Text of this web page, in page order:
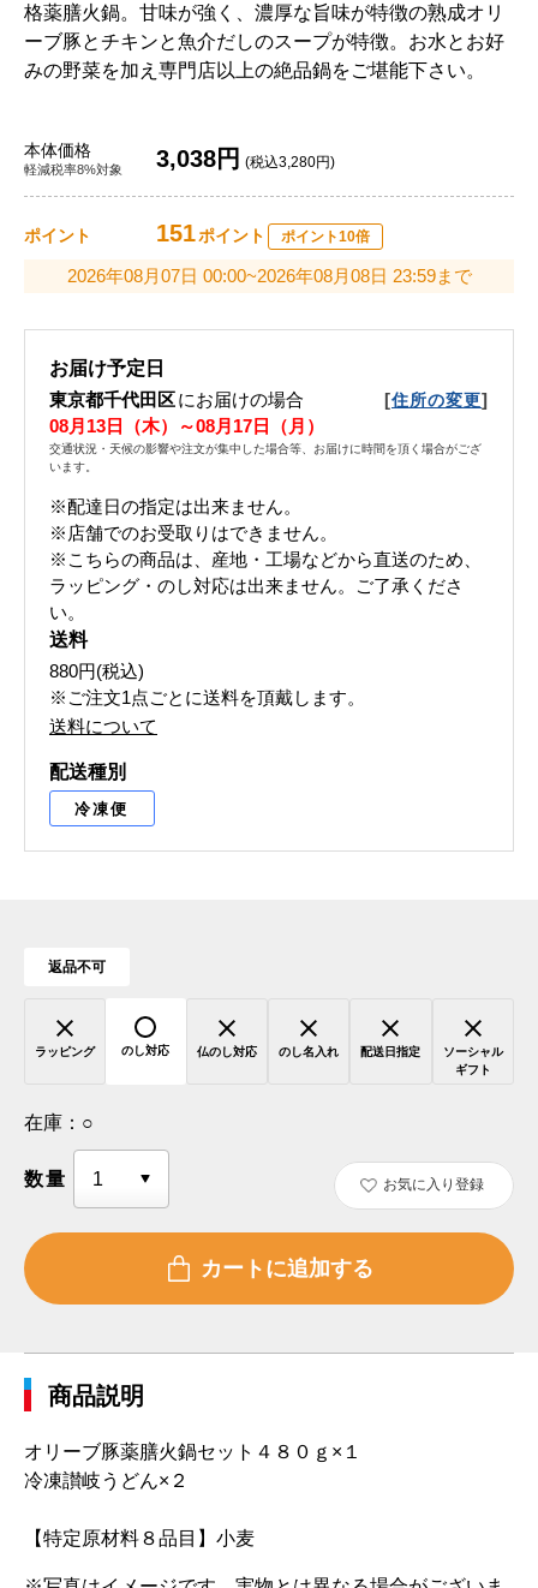
格薬膳火鍋。甘味が強く、濃厚な旨味が特徴の熟成オリ
ーブ豚とチキンと魚介だしのスープが特徴。お水とお好
みの野菜を加え専門店以上の絶品鍋をご堪能下さい。
本体価格
軽減税率8%対象 3,038円 (税込3,280円)
ポイント 151ポイント ポイント10倍
2026年08月07日 00:00~2026年08月08日 23:59まで
お届け予定日
東京都千代田区にお届けの場合 [住所の変更]
08月13日（木）～08月17日（月）
交通状況・天候の影響や注文が集中した場合等、お届けに時間を頂く場合がござ
います。
※配達日の指定は出来ません。
※店舗でのお受取りはできません。
※こちらの商品は、産地・工場などから直送のため、
ラッピング・のし対応は出来ません。ご了承くださ
い。
送料
880円(税込)
※ご注文1点ごとに送料を頂戴します。
送料について
配送種別
冷凍便
返品不可
ラッピング のし対応 仏のし対応 のし名入れ 配送日指定
ソーシャル
ギフト
在庫： ○
数量 お気に入り登録
商品説明
オリーブ豚薬膳火鍋セット４８０ｇ×１
冷凍讃岐うどん×２
【特定原材料８品目】小麦